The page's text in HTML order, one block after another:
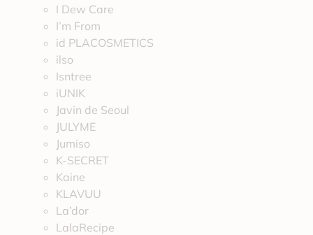
I Dew Care
I’m From
id PLACOSMETICS
ilso
Isntree
iUNIK
Javin de Seoul
JULYME
Jumiso
K-SECRET
Kaine
KLAVUU
La’dor
LalaRecipe